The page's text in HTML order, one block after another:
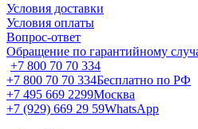
Условия доставки
Условия оплаты
Вопрос-ответ
Обращение по гарантийному
+7 800 70 70 334
+7 800 70 70 334Бесплатно по РФ
+7 495 669 2299Москва
+7 (929) 669 29 59WhatsApp